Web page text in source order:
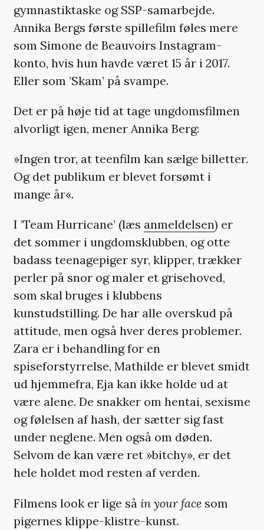
gymnastiktaske og SSP-samarbejde.
Annika Bergs første spillefilm føles mere
som Simone de Beauvoirs Instagram-
konto, hvis hun havde været 15 år i 2017.
Eller som ’Skam’ på svampe.
Det er på høje tid at tage ungdomsfilmen
alvorligt igen, mener Annika Berg:
»Ingen tror, at teenfilm kan sælge billetter.
Og det publikum er blevet forsømt i
mange år«.
I ’Team Hurricane’ (læs anmeldelsen) er
det sommer i ungdomsklubben, og otte
badass teenagepiger syr, klipper, trækker
perler på snor og maler et grisehoved,
som skal bruges i klubbens
kunstudstilling. De har alle overskud på
attitude, men også hver deres problemer.
Zara er i behandling for en
spiseforstyrrelse, Mathilde er blevet smidt
ud hjemmefra, Eja kan ikke holde ud at
være alene. De snakker om hentai, sexisme
og følelsen af hash, der sætter sig fast
under neglene. Men også om døden.
Selvom de kan være ret »bitchy», er det
hele holdet mod resten af verden.
Filmens look er lige så in your facesom
pigernes klippe-klistre-kunst.